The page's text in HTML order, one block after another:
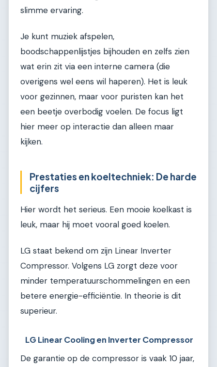
slimme ervaring.
Je kunt muziek afspelen,
boodschappenlijstjes bijhouden en zelfs zien
wat erin zit via een interne camera (die
overigens wel eens wil haperen). Het is leuk
voor gezinnen, maar voor puristen kan het
een beetje overbodig voelen. De focus ligt
hier meer op interactie dan alleen maar
kijken.
Prestaties en koeltechniek: De harde
cijfers
Hier wordt het serieus. Een mooie koelkast is
leuk, maar hij moet vooral goed koelen.
LG staat bekend om zijn Linear Inverter
Compressor. Volgens LG zorgt deze voor
minder temperatuurschommelingen en een
betere energie-efficiëntie. In theorie is dit
superieur.
LG Linear Cooling en Inverter Compressor
De garantie op de compressor is vaak 10 jaar,